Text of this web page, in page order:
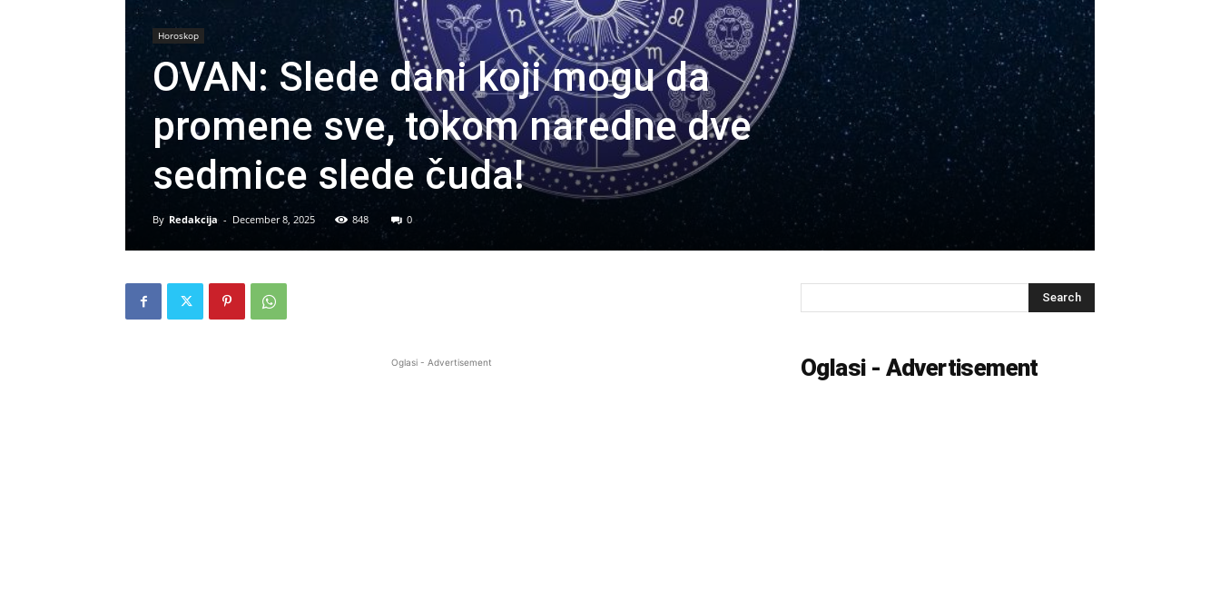
Horoskop
OVAN: Slede dani koji mogu da
promene sve, tokom naredne dve
sedmice slede čuda!
By Redakcija - December 8, 2025 848 0
Oglasi - Advertisement Oglasi - Advertisement